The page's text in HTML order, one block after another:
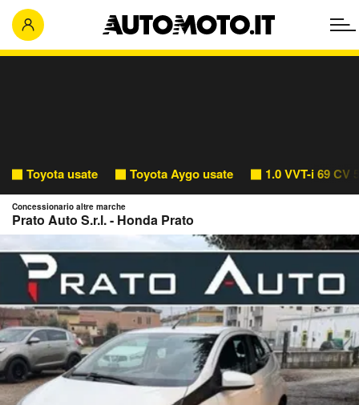
Toyota usate Toyota Aygo usate 1.0 VVT-i 69 CV
Concessionario altre marche
Prato Auto S.r.l. - Honda Prato